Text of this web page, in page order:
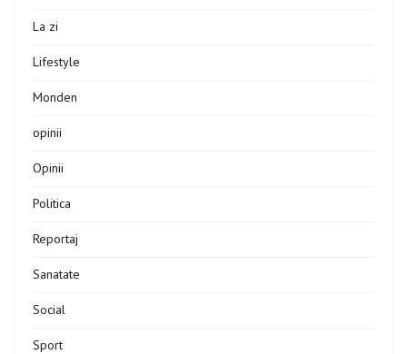
La zi
Lifestyle
Monden
opinii
Opinii
Politica
Reportaj
Sanatate
Social
Sport